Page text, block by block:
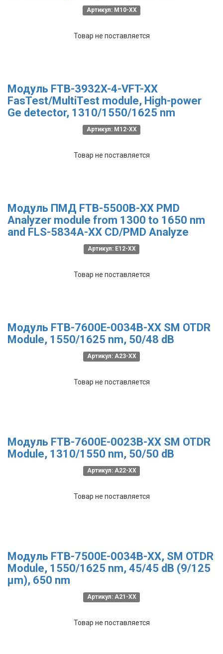
Артикул: M10-XX
Товар не поставляется
Модуль FTB-3932X-4-VFT-XX
FasTest/MultiTest module, High-power
Ge detector, 1310/1550/1625 nm
Артикул: M12-XX
Товар не поставляется
Модуль ПМД FTB-5500B-XX PMD
Analyzer module from 1300 to 1650 nm
and FLS-5834A-XX CD/PMD Analyze
Артикул: E12-XX
Товар не поставляется
Модуль FTB-7600E-0034B-XX SM OTDR
Module, 1550/1625 nm, 50/48 dB
Артикул: A23-XX
Товар не поставляется
Модуль FTB-7600E-0023B-XX SM OTDR
Module, 1310/1550 nm, 50/50 dB
Артикул: A22-XX
Товар не поставляется
Модуль FTB-7500E-0034B-XX, SM OTDR
Module, 1550/1625 nm, 45/45 dB (9/125
µm), 650 nm
Артикул: A21-XX
Товар не поставляется